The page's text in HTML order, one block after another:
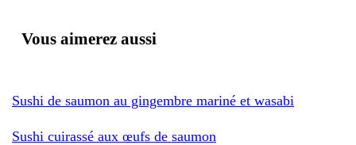
Vous aimerez aussi
Sushi de saumon au gingembre mariné et wasabi
Sushi cuirassé aux œufs de saumon